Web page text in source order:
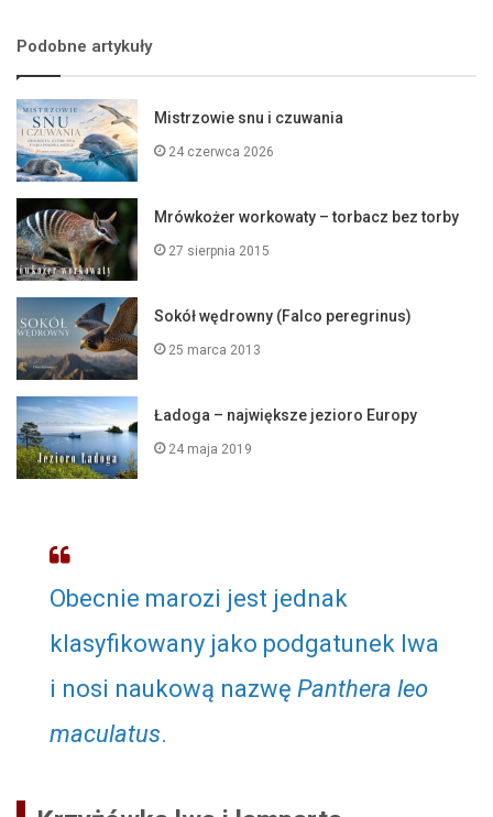
Podobne artykuły
Mistrzowie snu i czuwania
24 czerwca 2026
Mrówkożer workowaty – torbacz bez torby
27 sierpnia 2015
Sokół wędrowny (Falco peregrinus)
25 marca 2013
Ładoga – największe jezioro Europy
24 maja 2019
Obecnie marozi jest jednak
klasyfikowany jako podgatunek lwa
i nosi naukową nazwę Panthera leo
maculatus.